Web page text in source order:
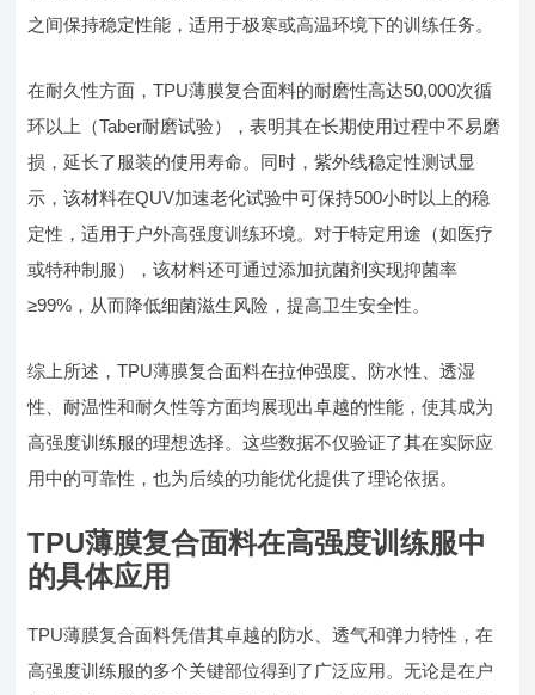
之间保持稳定性能，适用于极寒或高温环境下的训练任务。
在耐久性方面，TPU薄膜复合面料的耐磨性高达50,000次循
环以上（Taber耐磨试验），表明其在长期使用过程中不易磨
损，延长了服装的使用寿命。同时，紫外线稳定性测试显
示，该材料在QUV加速老化试验中可保持500小时以上的稳
定性，适用于户外高强度训练环境。对于特定用途（如医疗
或特种制服），该材料还可通过添加抗菌剂实现抑菌率
≥99%，从而降低细菌滋生风险，提高卫生安全性。
综上所述，TPU薄膜复合面料在拉伸强度、防水性、透湿
性、耐温性和耐久性等方面均展现出卓越的性能，使其成为
高强度训练服的理想选择。这些数据不仅验证了其在实际应
用中的可靠性，也为后续的功能优化提供了理论依据。
TPU薄膜复合面料在高强度训练服中
的具体应用
TPU薄膜复合面料凭借其卓越的防水、透气和弹力特性，在
高强度训练服的多个关键部位得到了广泛应用。无论是在户